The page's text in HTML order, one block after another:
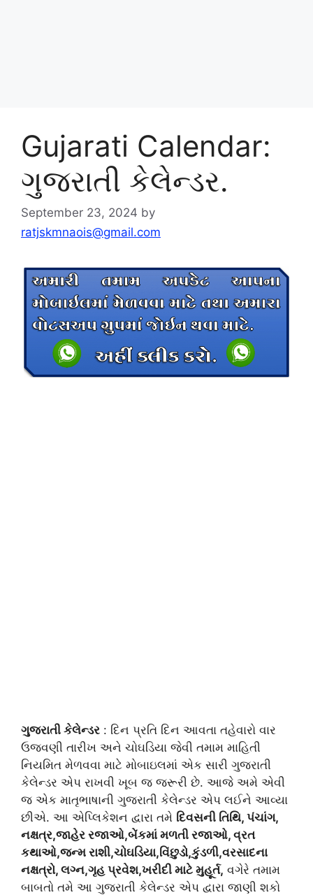
Gujarati Calendar:
ગુજરાતી કેલેન્ડર.
September 23, 2024 by
ratjskmnaois@gmail.com
ગુજરાતી કેલેન્ડર : દિન પ્રતિ દિન આવતા તહેવારો વાર
ઉજવણી તારીખ અને ચોઘડિયા જેવી તમામ માહિતી
નિયમિત મેળવવા માટે મોબાઇલમાં એક સારી ગુજરાતી
કેલેન્ડર એપ રાખવી ખૂબ જ જરૂરી છે. આજે અમે એવી
જ એક માતૃભાષાની ગુજરાતી કેલેન્ડર એપ લઈને આવ્યા
છીએ. આ એપ્લિકેશન દ્વારા તમે દિવસની તિથિ, પંચાંગ,
નક્ષત્ર,જાહેર રજાઓ,બેંકમાં મળતી રજાઓ, વ્રત
કથાઓ,જન્મ રાશી,ચોઘડિયા,વિંછુડો,કુંડળી,વરસાદના
નક્ષત્રો, લગ્ન,ગૃહ પ્રવેશ,ખરીદી માટે મુહૂર્ત, વગેરે તમામ
બાબતો તમે આ ગુજરાતી કેલેન્ડર એપ દ્વારા જાણી શકો